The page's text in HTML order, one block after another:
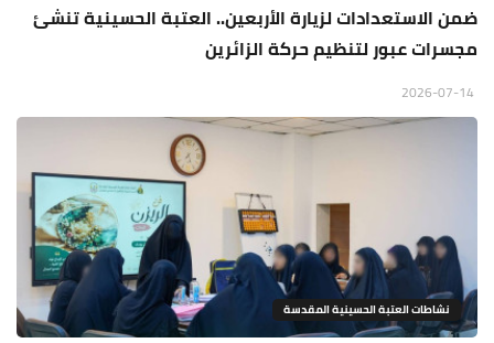
ضمن الاستعدادات لزيارة الأربعين.. العتبة الحسينية تنشئ
مجسرات عبور لتنظيم حركة الزائرين
نشاطات العتبة الحسينية المقدسة